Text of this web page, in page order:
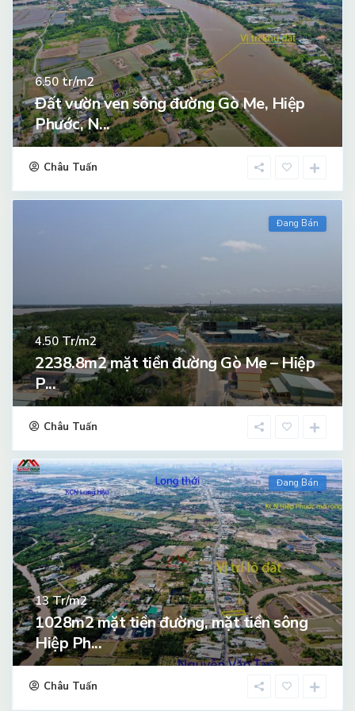
6.50tr/m2
Đất vườn ven sông đường Gò Me, Hiệp
Phước, N...
Châu Tuấn
Đang Bán
4.50Tr/m2
2238.8m2 mặt tiền đường Gò Me – Hiệp
P...
Châu Tuấn
Đang Bán
13Tr/m2
1028m2 mặt tiền đường, mặt tiền sông
Hiệp Ph...
Châu Tuấn